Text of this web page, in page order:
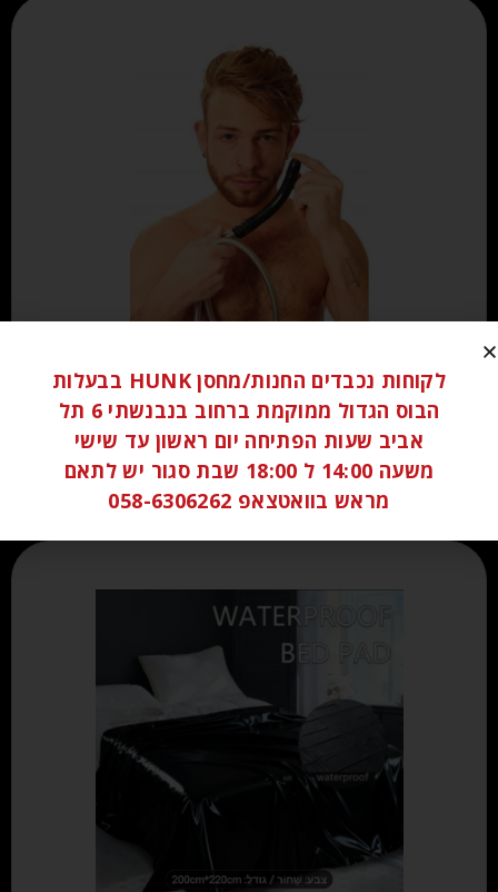
₪70.00
הוספה לסל
לקוחות נכבדים החנות/מחסן HUNK בבעלות
הבוס הגדול ממוקמת ברחוב בנבנשתי 6 תל
אביב שעות הפתיחה יום ראשון עד שישי
משעה 14:00 ל 18:00 שבת סגור יש לתאם
מראש בוואטצאפ 058-6306262